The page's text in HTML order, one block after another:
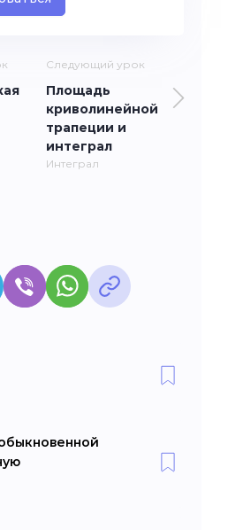
Следующий урок
Площадь
криволинейной
трапеции и
интеграл
Интеграл